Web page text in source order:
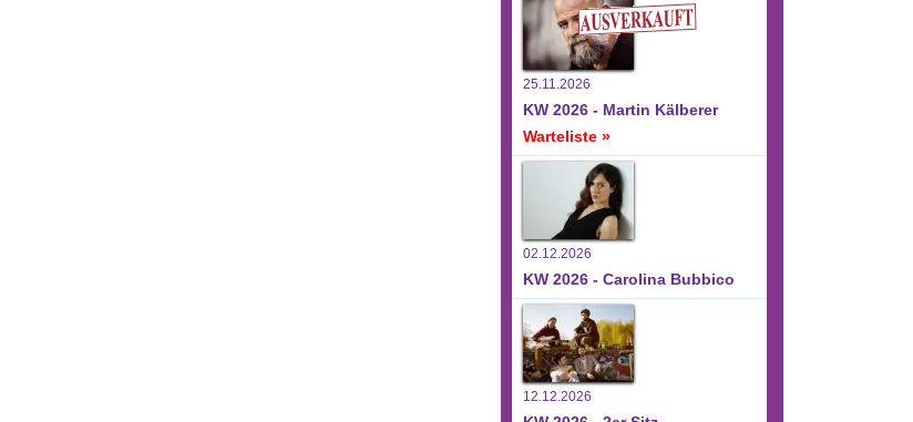
25.11.2026
KW 2026 - Martin Kälberer
Warteliste »
02.12.2026
KW 2026 - Carolina Bubbico
12.12.2026